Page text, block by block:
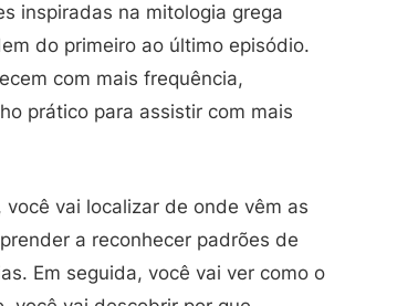
inspiradas na mitologia grega
do primeiro ao último episódio.
com mais frequência,
prático para assistir com mais
vai localizar de onde vêm as
a reconhecer padrões de
Em seguida, você vai ver como o